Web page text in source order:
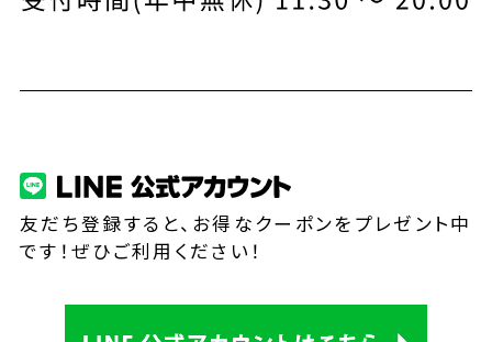
友だち登録すると、お得なクーポンをプレゼント中
です！ぜひご利用ください！